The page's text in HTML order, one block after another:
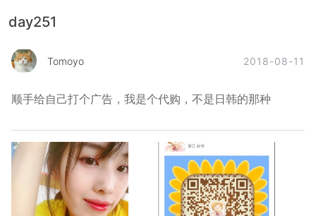
day251
Tomoyo 2018-08-11
顺手给自己打个广告，我是个代购，不是日韩的那种